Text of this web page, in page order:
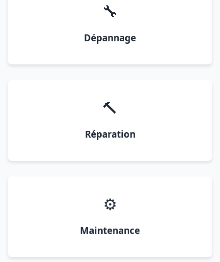
🔧
Dépannage
🔨
Réparation
⚙️
Maintenance